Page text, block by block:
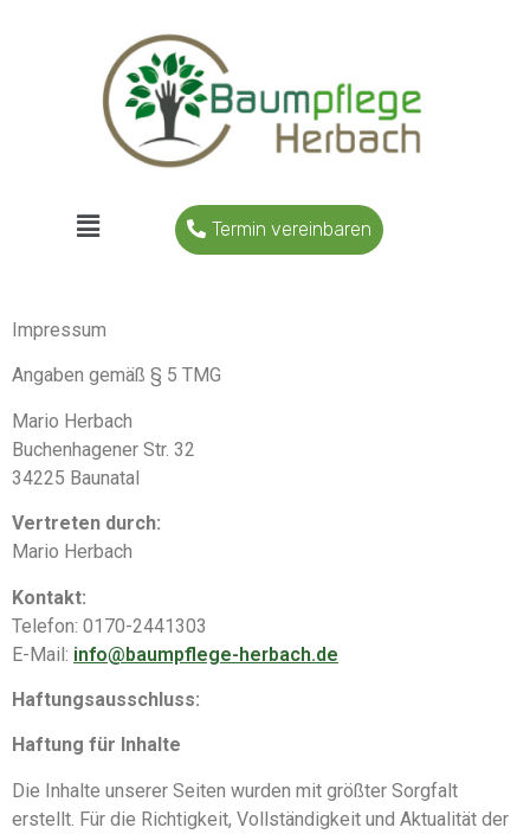
Termin vereinbaren
Impressum
Angaben gemäß § 5 TMG
Mario Herbach
Buchenhagener Str. 32
34225 Baunatal
Vertreten durch:
Mario Herbach
Kontakt:
Telefon: 0170-2441303
E-Mail: info@baumpflege-herbach.de
Haftungsausschluss:
Haftung für Inhalte
Die Inhalte unserer Seiten wurden mit größter Sorgfalt
erstellt. Für die Richtigkeit, Vollständigkeit und Aktualität der